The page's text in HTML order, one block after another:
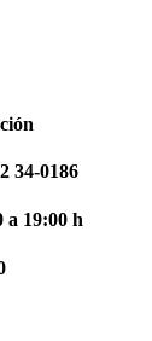
34-0186
a 19:00 h